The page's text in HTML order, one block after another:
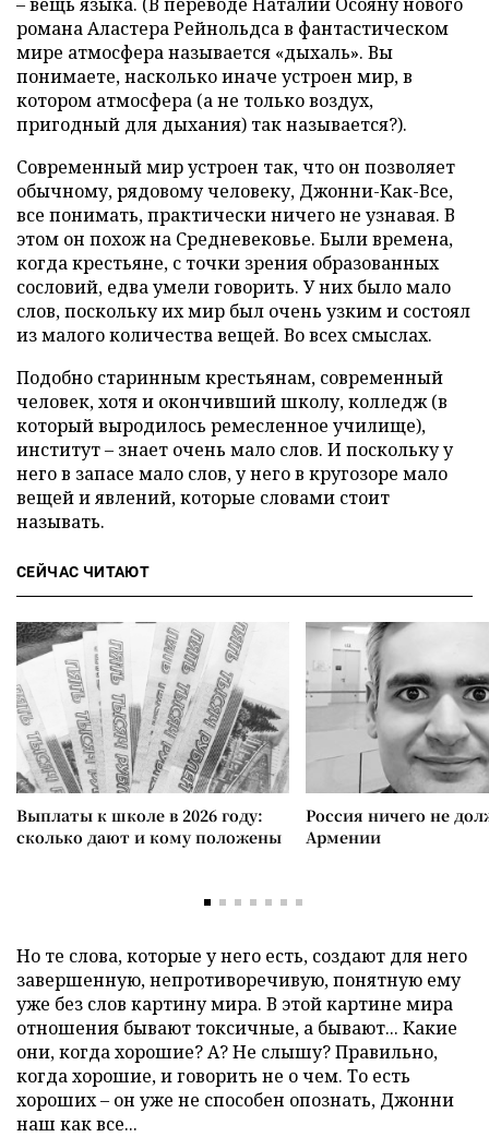
романа Аластера Рейнольдса в фантастическом
мире атмосфера называется «дыхаль». Вы
понимаете, насколько иначе устроен мир, в
котором атмосфера (а не только воздух,
пригодный для дыхания) так называется?).
Современный мир устроен так, что он позволяет
обычному, рядовому человеку, Джонни-Как-Все,
все понимать, практически ничего не узнавая. В
этом он похож на Средневековье. Были времена,
когда крестьяне, с точки зрения образованных
сословий, едва умели говорить. У них было мало
слов, поскольку их мир был очень узким и состоял
из малого количества вещей. Во всех смыслах.
Подобно старинным крестьянам, современный
человек, хотя и окончивший школу, колледж (в
который выродилось ремесленное училище),
институт – знает очень мало слов. И поскольку у
него в запасе мало слов, у него в кругозоре мало
вещей и явлений, которые словами стоит
называть.
СЕЙЧАС ЧИТАЮТ
Выплаты к школе в 2026 году:
сколько дают и кому положены
Россия ничего не
Армении
Но те слова, которые у него есть, создают для него
завершенную, непротиворечивую, понятную ему
уже без слов картину мира. В этой картине мира
отношения бывают токсичные, а бывают... Какие
они, когда хорошие? А? Не слышу? Правильно,
когда хорошие, и говорить не о чем. То есть
хороших – он уже не способен опознать, Джонни
наш как все...